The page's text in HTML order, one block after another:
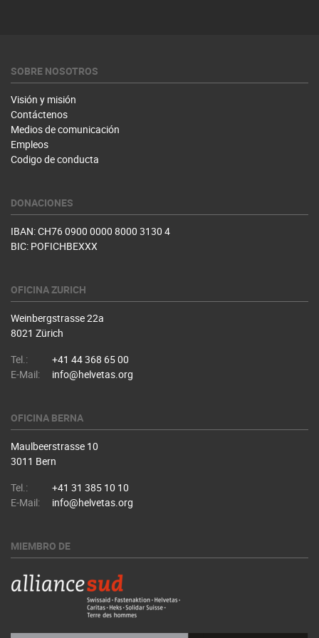
SOBRE NOSOTROS
Visión y misión
Contáctenos
Medios de comunicación
Empleos
Codigo de conducta
DONACIONES
IBAN: CH76 0900 0000 8000 3130 4
BIC: POFICHBEXXX
OFICINA ZURICH
Weinbergstrasse 22a
8021 Zürich
Tel.:
+41 44 368 65 00
E-Mail:
info@helvetas.org
OFICINA BERNA
Maulbeerstrasse 10
3011 Bern
Tel.:
+41 31 385 10 10
E-Mail:
info@helvetas.org
MIEMBRO DE